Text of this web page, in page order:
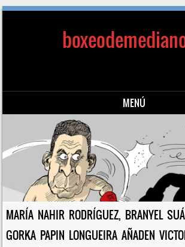
MENÚ
Saltar al contenido
MARÍA NAHIR RODRÍGUEZ, BRANYEL
GORKA PAPIN LONGUEIRA AÑADEN